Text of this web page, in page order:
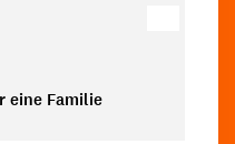
eine Familie